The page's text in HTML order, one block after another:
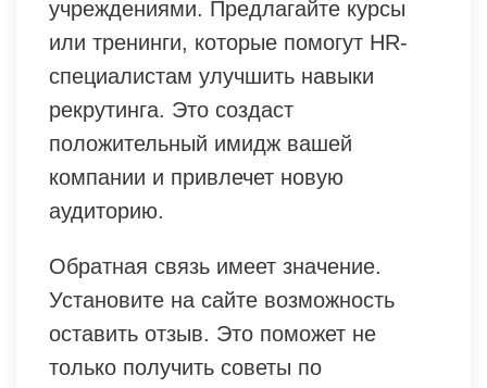
учреждениями. Предлагайте курсы
или тренинги, которые помогут HR-
специалистам улучшить навыки
рекрутинга. Это создаст
положительный имидж вашей
компании и привлечет новую
аудиторию.
Обратная связь имеет значение.
Установите на сайте возможность
оставить отзыв. Это поможет не
только получить советы по